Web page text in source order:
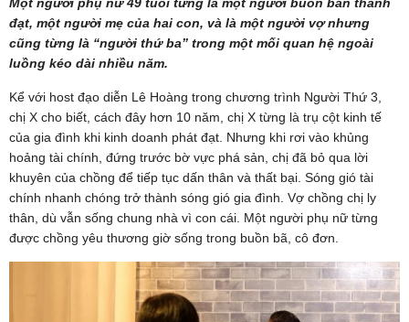
đạt, một người mẹ của hai con, và là một người vợ nhưng
cũng từng là “người thứ ba” trong một mối quan hệ ngoài
luồng kéo dài nhiều năm.
Kể với host đạo diễn Lê Hoàng trong chương trình Người Thứ 3,
chị X cho biết, cách đây hơn 10 năm, chị X từng là trụ cột kinh tế
của gia đình khi kinh doanh phát đạt. Nhưng khi rơi vào khủng
hoảng tài chính, đứng trước bờ vực phá sản, chị đã bỏ qua lời
khuyên của chồng để tiếp tục dấn thân và thất bại. Sóng gió tài
chính nhanh chóng trở thành sóng gió gia đình. Vợ chồng chị ly
thân, dù vẫn sống chung nhà vì con cái. Một người phụ nữ từng
được chồng yêu thương giờ sống trong buồn bã, cô đơn.